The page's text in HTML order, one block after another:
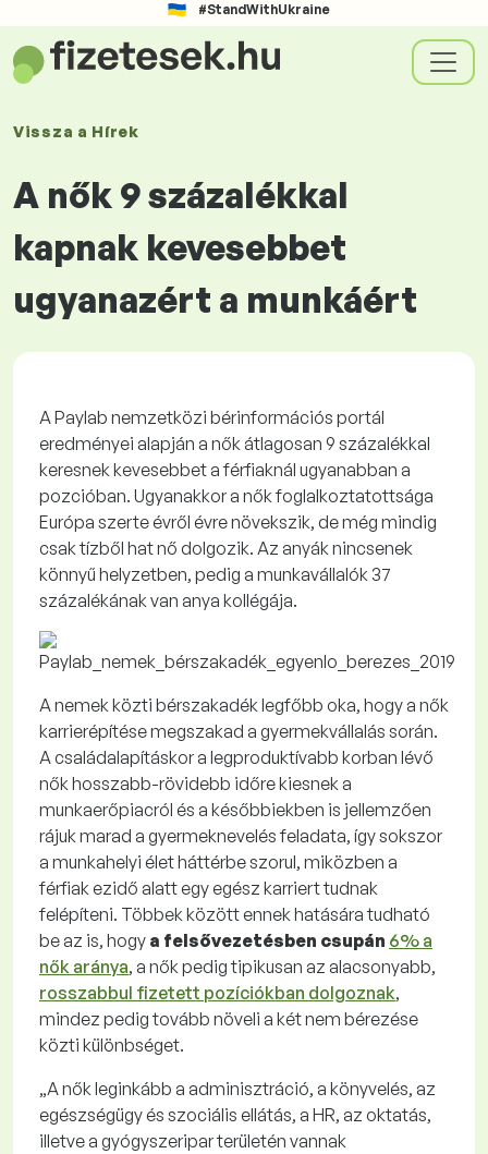
#StandWithUkraine
Vissza a Hírek
A nők 9 százalékkal
kapnak kevesebbet
ugyanazért a munkáért
A Paylab nemzetközi bérinformációs portál
eredményei alapján a nők átlagosan 9 százalékkal
keresnek kevesebbet a férfiaknál ugyanabban a
pozcióban. Ugyanakkor a nők foglalkoztatottsága
Európa szerte évről évre növekszik, de még mindig
csak tízből hat nő dolgozik. Az anyák nincsenek
könnyű helyzetben, pedig a munkavállalók 37
százalékának van anya kollégája.
A nemek közti bérszakadék legfőbb oka, hogy a nők
karrierépítése megszakad a gyermekvállalás során.
A családalapításkor a legproduktívabb korban lévő
nők hosszabb-rövidebb időre kiesnek a
munkaerőpiacról és a későbbiekben is jellemzően
rájuk marad a gyermeknevelés feladata, így sokszor
a munkahelyi élet háttérbe szorul, miközben a
férfiak ezidő alatt egy egész karriert tudnak
felépíteni. Többek között ennek hatására tudható
be az is, hogy a felsővezetésben csupán 6% a
nők aránya, a nők pedig tipikusan az alacsonyabb,
rosszabbul fizetett pozíciókban dolgoznak,
mindez pedig tovább növeli a két nem bérezése
közti különbséget.
„A nők leginkább a adminisztráció, a könyvelés, az
egészségügy és szociális ellátás, a HR, az oktatás,
illetve a gyógyszeripar területén vannak